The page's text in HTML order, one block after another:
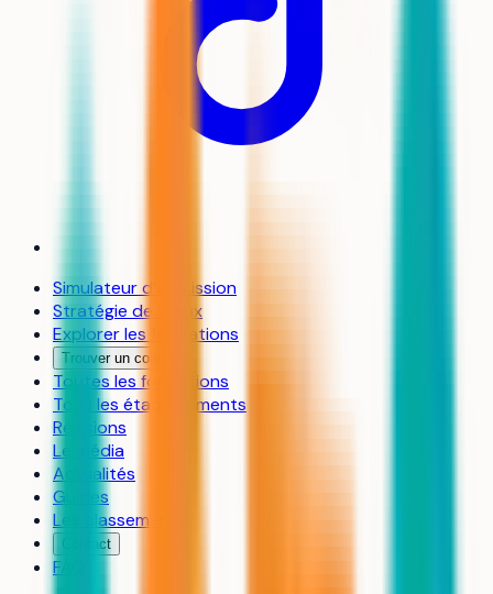
Simulateur d’admission
Stratégie de vœux
Explorer les formations
Trouver un coach
Toutes les formations
Tous les établissements
Révisions
Le média
Actualités
Guides
Les classements
Contact
FAQ